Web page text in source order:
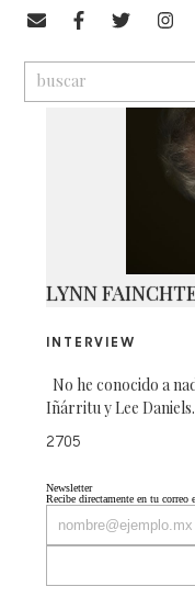
LYNN
INTERVIEW
No he conocido a
Iñárritu y Lee
2705
Newsletter
Recibe directamente en tu correo